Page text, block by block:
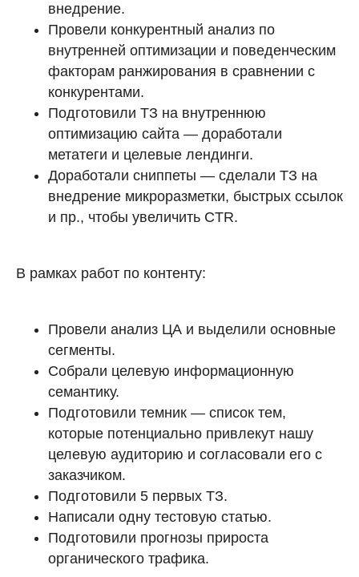
внедрение.
Провели конкурентный анализ по
внутренней оптимизации и поведенческим
факторам ранжирования в сравнении с
конкурентами.
Подготовили ТЗ на внутреннюю
оптимизацию сайта — доработали
метатеги и целевые лендинги.
Доработали сниппеты — сделали ТЗ на
внедрение микроразметки, быстрых ссылок
и пр., чтобы увеличить CTR.
В рамках работ по контенту:
Провели анализ ЦА и выделили основные
сегменты.
Собрали целевую информационную
семантику.
Подготовили темник — список тем,
которые потенциально привлекут нашу
целевую аудиторию и согласовали его с
заказчиком.
Подготовили 5 первых ТЗ.
Написали одну тестовую статью.
Подготовили прогнозы прироста
органического трафика.